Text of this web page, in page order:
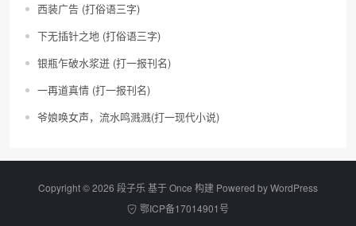
西装广告 (打俗语三字)
下无插针之地 (打俗语三字)
银瓶乍破水浆迸 (打一报刊名)
一再道真情 (打一报刊名)
爷娘唤女声，流水鸣溅溅(打一现代小说)
Copyright © 2026 段子乐 基于 Once 构建 Powered byWordPress
鄂ICP备17014901号